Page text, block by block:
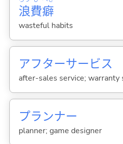
浪費癖
wasteful habits
アフターサービス
after-sales service; warranty
プランナー
planner; game designer